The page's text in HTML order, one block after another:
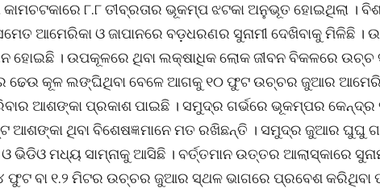
କାମଚଟକାରେ ୮.୮ ତୀବ୍ରତାର ଭୂକମ୍ପ ଝଟକା ଅନୁଭୂତ ହୋଇଥିଲା ।
ଆମେରିକା ଓ ଜାପାନରେ ବଡ଼ଧରଣର ସୁନାମୀ ଦେଖିବାକୁ ମିଳିଛି ।
ହୋଇଛି । ଉପକୂଳରେ ଥିବା ଲକ୍ଷାଧିକ ଲୋକ ଜୀବନ ବିକଳରେ ଉଚ୍ଚ
ଢେଉ କୂଳ ଲଙ୍ଘିଥିବା ବେଳେ ଆଗକୁ ୧୦ ଫୁଟ ଉଚ୍ଚର ଜୁଆର
ଆଶଙ୍କା ପ୍ରକାଶ ପାଇଛି । ସମୁଦ୍ର ଗର୍ଭରେ ଭୂକମ୍ପର କେନ୍ଦ୍ର
ଥିବା ବିଶେଷଜ୍ଞମାନେ ମତ ରଖିଛନ୍ତି । ସମୁଦ୍ର ଜୁଆର ଘୁଘୁ
ଭିଡିଓ ମଧ୍ୟ ସାମ୍ନାକୁ ଆସିଛି । ବର୍ତ୍ତମାନ ଉତ୍ତର ଆଲାସ୍କାରେ
ଫୁଟ ବା ୧.୨ ମିଟର ଉଚ୍ଚର ଜୁଆର ସ୍ଥଳ ଭାଗରେ ପ୍ରବେଶ କରିଥିବା